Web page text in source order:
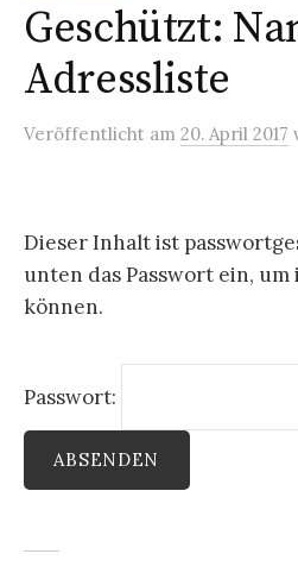
Geschützt:
Adressliste
Veröffentlicht am 20. April 2017
Dieser Inhalt ist
unten das Passwort ein,
können.
Passwort: